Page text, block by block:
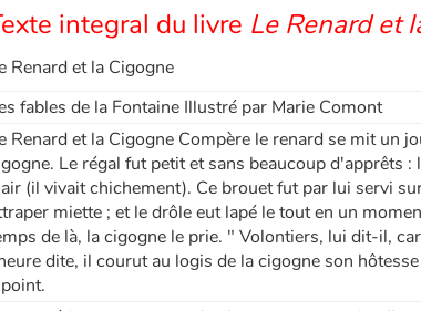
integral du livre Le Renard et
Renard et la Cigogne
fables de la Fontaine Illustré par Marie Comont
Renard et la Cigogne Compère le renard se mit un
Le régal fut petit et sans beaucoup d'apprêts
(il vivait chichement). Ce brouet fut par lui servi
miette ; et le drôle eut lapé le tout en un
de là, la cigogne le prie. " Volontiers, lui dit-il,
dite, il courut au logis de la cigogne son